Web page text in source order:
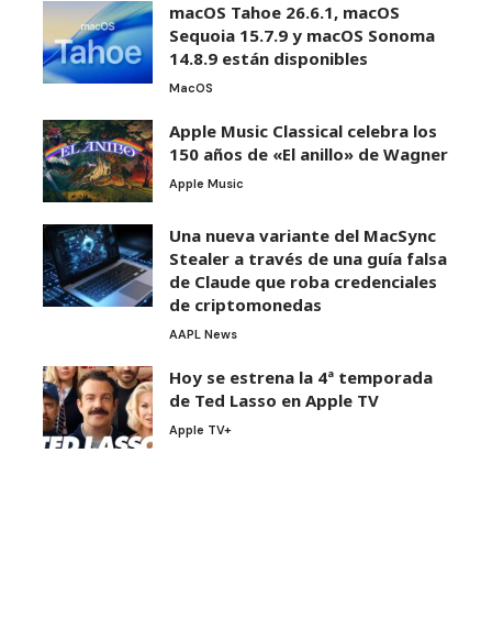
macOS Tahoe 26.6.1, macOS
Sequoia 15.7.9 y macOS Sonoma
14.8.9 están disponibles
MacOS
Apple Music Classical celebra los
150 años de «El anillo» de Wagner
Apple Music
Una nueva variante del MacSync
Stealer a través de una guía falsa
de Claude que roba credenciales
de criptomonedas
AAPL News
Hoy se estrena la 4ª temporada
de Ted Lasso en Apple TV
Apple TV+